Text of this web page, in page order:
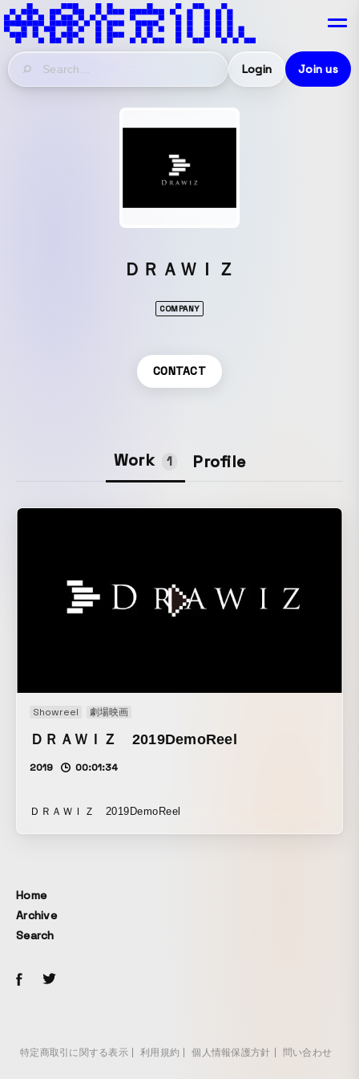
Login Join us
ＤＲＡＷＩＺ
COMPANY
CONTACT
Work 1 Profile
Showreel 劇場映画
ＤＲＡＷＩＺ 2019DemoReel
2019 00:01:34
ＤＲＡＷＩＺ 2019DemoReel
Home
Archive
Search
特定商取引に関する表示 利用規約 個人情報保護方針 問い合わせ